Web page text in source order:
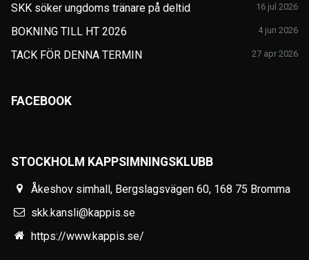
SKK söker ungdoms tränare på deltid 16 jul 2026
BOKNING TILL HT 2026 4 jun 2026
TACK FÖR DENNA TERMIN 27 apr 2026
FACEBOOK
STOCKHOLM KAPPSIMNINGSKLUBB
Åkeshov simhall, Bergslagsvägen 60, 168 75 Bromma
skk.kansli@kappis.se
https://www.kappis.se/